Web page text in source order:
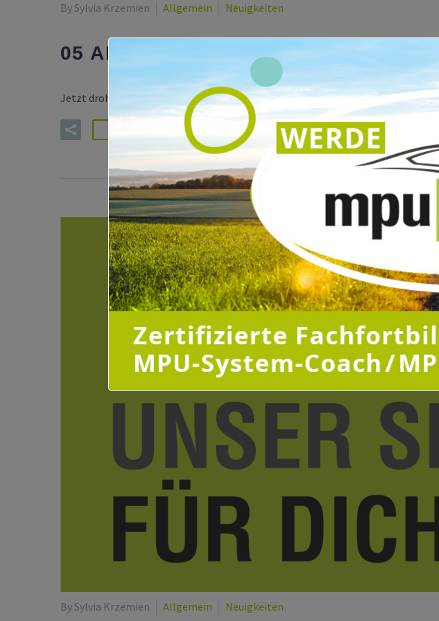
By Sylvia Krzemien Allgemein Neuigkeiten
05 APR.: IN EINE
Jetzt droht eine MPU (Medizinisch-Psychologische Untersuchung)?
By Sylvia Krzemien Allgemein Neuigkeiten